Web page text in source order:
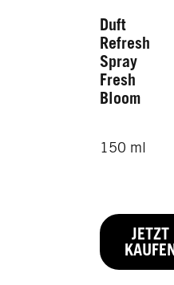
Duft
Refresh
Spray
Fresh
Bloom
150 ml
JETZT